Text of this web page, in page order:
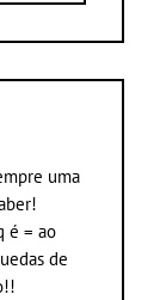
uma
é = ao
de